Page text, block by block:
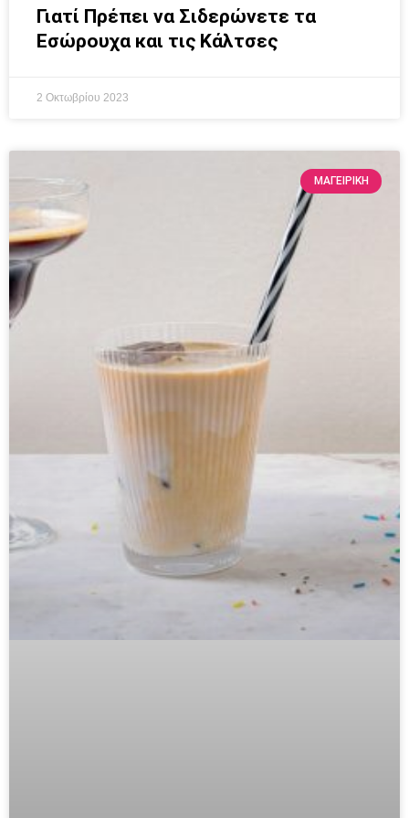
Γιατί Πρέπει να Σιδερώνετε τα
Εσώρουχα και τις Κάλτσες
2 Οκτωβρίου 2023
ΜΑΓΕΙΡΙΚΗ